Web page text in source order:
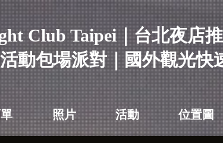
Club Taipei｜台北夜店
動包場派對｜國外觀光快
照片 活動 位置圖